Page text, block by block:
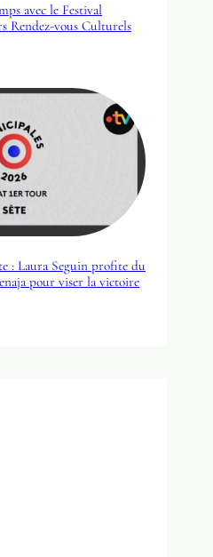
avec le Festival
Rendez-vous Culturels
: Laura Seguin profite du
pour viser la victoire